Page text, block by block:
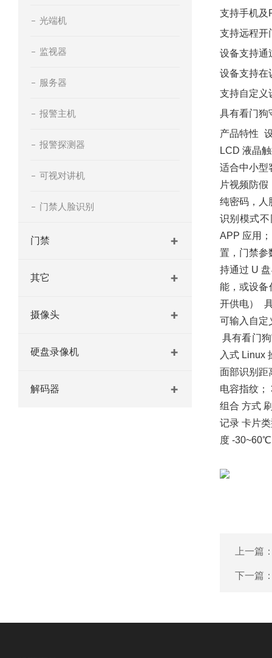
光端机
监视器
服务器
报警主机
报警探测器
可视对讲机
门禁人脸识别
门禁
其它
摄像头
硬盘录像机
解码器
支持手机及
支持远程开
设备支持通
设备支持在
支持自定义
具有看门狗
产品特性
LCD 液晶
适合中小型
片视频防
纯密码，人
识别模式
APP 应用
置，门禁参
持通过 U
能，或设备
开供电）
可输入自定
具有看门
入式 Linux
面部识别距
电容指纹；
组合 方式
记录 卡片
度 -30~60℃
上一篇
下一篇